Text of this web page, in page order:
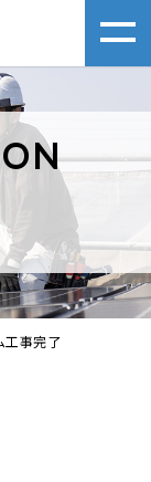
事完了